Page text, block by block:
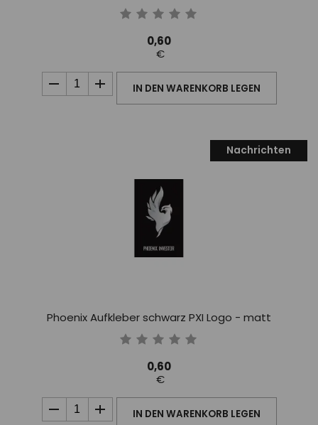
0,60
€
IN DEN WARENKORB LEGEN
Nachrichten
Phoenix Aufkleber schwarz PXI Logo - matt
0,60
€
IN DEN WARENKORB LEGEN